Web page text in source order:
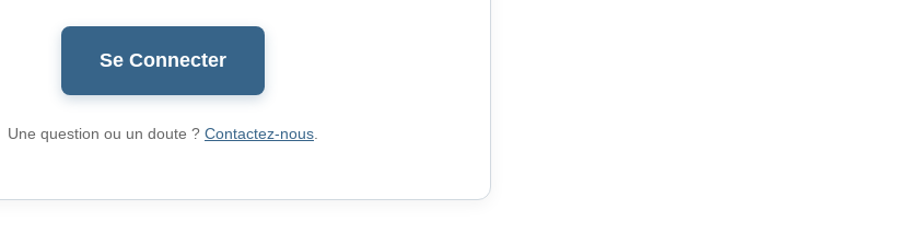
Se Connecter
Une question ou un doute ? Contactez-nous